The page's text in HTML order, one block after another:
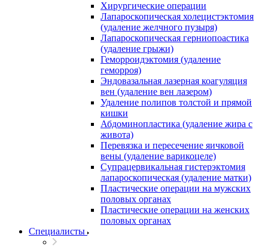
Хирургические операции
Лапароскопическая холецистэктомия
(удаление желчного пузыря)
Лапароскопическая герниопоастика
(удаление грыжи)
Геморроидэктомия (удаление
геморроя)
Эндовазальная лазерная коагуляция
вен (удаление вен лазером)
Удаление полипов толстой и прямой
кишки
Абдоминопластика (удаление жира с
живота)
Перевязка и пересечение яичковой
вены (удаление варикоцеле)
Супрацервикальная гистерэктомия
лапароскопическая (удаление матки)
Пластические операции на мужских
половых органах
Пластические операции на женских
половых органах
Специалисты